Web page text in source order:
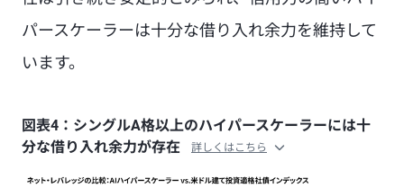
パースケーラーは十分な借り入れ余力を維持して
います。
図表4：シングルA格以上のハイパースケーラーには十
分な借り入れ余力が存在
詳しくはこちら